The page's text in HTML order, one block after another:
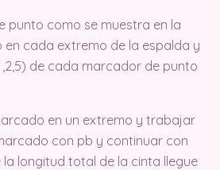
punto como se muestra en la
en cada extremo de la espalda y
,2,5) de cada marcador de punto
en un extremo y trabajar
con pb y continuar con
longitud total de la cinta llegue